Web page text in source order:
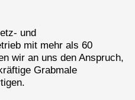
und
mit mehr als 60
wir an uns den Anspruch,
Grabmale